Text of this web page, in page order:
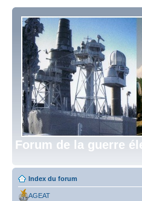
Forum de la guerre
Index du forum
AGEAT